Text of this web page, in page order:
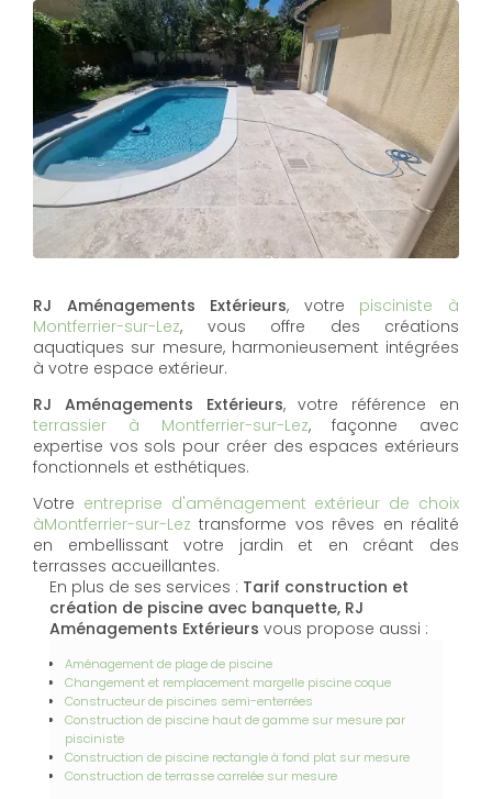
RJ Aménagements Extérieurs, votre pisciniste à
Montferrier-sur-Lez, vous offre des créations
aquatiques sur mesure, harmonieusement intégrées
à votre espace extérieur.
RJ Aménagements Extérieurs, votre référence en
terrassier à Montferrier-sur-Lez, façonne avec
expertise vos sols pour créer des espaces extérieurs
fonctionnels et esthétiques.
Votre entreprise d'aménagement extérieur de choix
àMontferrier-sur-Lez transforme vos rêves en réalité
en embellissant votre jardin et en créant des
terrasses accueillantes.
En plus de ses services : Tarif construction et
création de piscine avec banquette, RJ
Aménagements Extérieurs vous propose aussi :
Aménagement de plage de piscine
Changement et remplacement margelle piscine coque
Constructeur de piscines semi-enterrées
Construction de piscine haut de gamme sur mesure par
pisciniste
Construction de piscine rectangle à fond plat sur mesure
Construction de terrasse carrelée sur mesure